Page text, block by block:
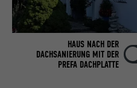
HAUS NACH DER
DACHSANIERUNG MIT DER
PREFA DACHPLATTE
Name bscookie
Anbieter LinkedIn